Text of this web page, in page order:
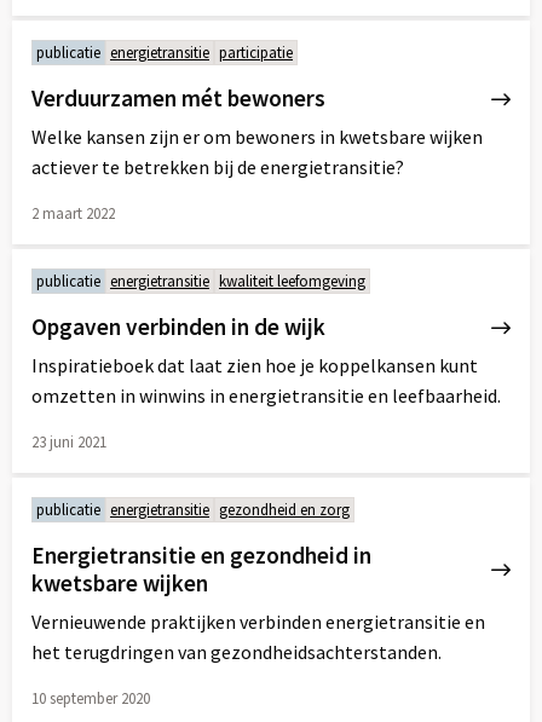
meer
over
publicatie energietransitie participatie
Verduurzamen mét bewoners
Welke kansen zijn er om bewoners in kwetsbare wijken
actiever te betrekken bij de energietransitie?
2 maart 2022
meer
over
publicatie energietransitie kwaliteit leefomgeving
Opgaven verbinden in de wijk
Inspiratieboek dat laat zien hoe je koppelkansen kunt
omzetten in winwins in energietransitie en leefbaarheid.
23 juni 2021
meer
over
publicatie energietransitie gezondheid en zorg
Energietransitie en gezondheid in
kwetsbare wijken
Vernieuwende praktijken verbinden energietransitie en
het terugdringen van gezondheidsachterstanden.
10 september 2020